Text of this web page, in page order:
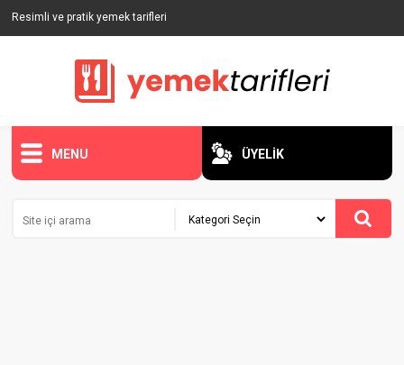
Resimli ve pratik yemek tarifleri
MENU ÜYELİK